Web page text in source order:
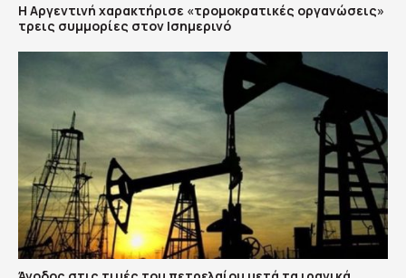
Η Αργεντινή χαρακτήρισε «τρομοκρατικές οργανώσεις»
τρεις συμμορίες στον Ισημερινό